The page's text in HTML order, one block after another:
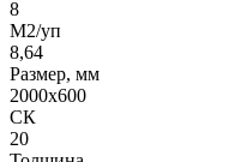
8
М2/уп
8,64
Размер, мм
2000х600
СК
20